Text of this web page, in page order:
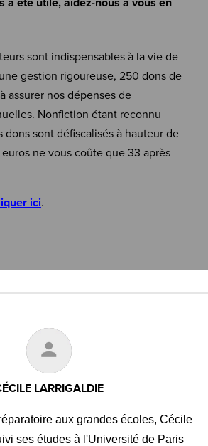
a été utile, aidez-nous à vous en
sont indispensables à la vie de
gestion rigoureuse, 250 dons de
assurer nos dépenses de
Nonfiction étant reconnu
sont défiscalisés à hauteur de
ne vous coûte que 33 après
ici.
LARRIGALDIE
aux grandes écoles, Cécile
ses études à l'Université de Paris